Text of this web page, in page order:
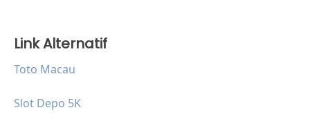
Link Alternatif
Toto Macau
Slot Depo 5K